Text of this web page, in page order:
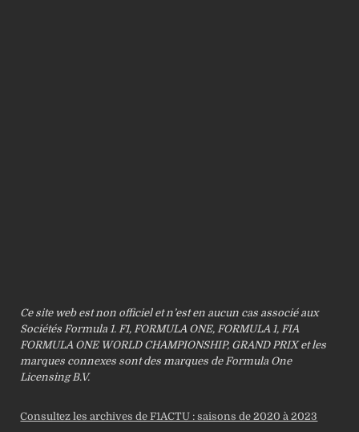
Ce site web est non officiel et n’est en aucun cas associé aux
Sociétés Formula 1. F1, FORMULA ONE, FORMULA 1, FIA
FORMULA ONE WORLD CHAMPIONSHIP, GRAND PRIX et les
marques connexes sont des marques de Formula One
Licensing B.V.
Consultez les archives de F1ACTU : saisons de 2020 à 2023